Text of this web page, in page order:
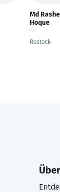
Md
Hoque
---
Rostock